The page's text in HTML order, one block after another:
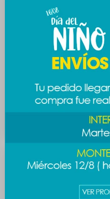
Caja sorpresa colgante